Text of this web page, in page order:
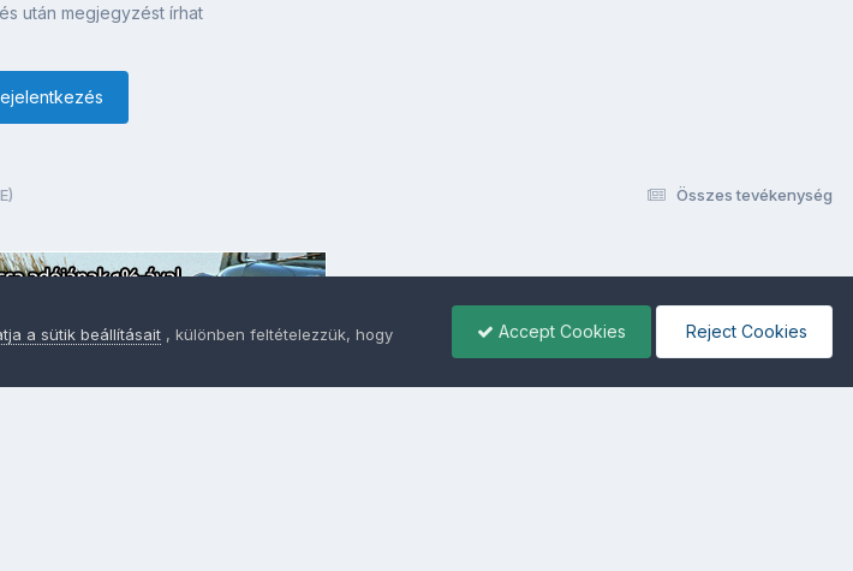
után megjegyzést írhat
Összes tevékenység
a sütik beállításait , különben feltételezzük, hogy
Accept Cookies Reject Cookies